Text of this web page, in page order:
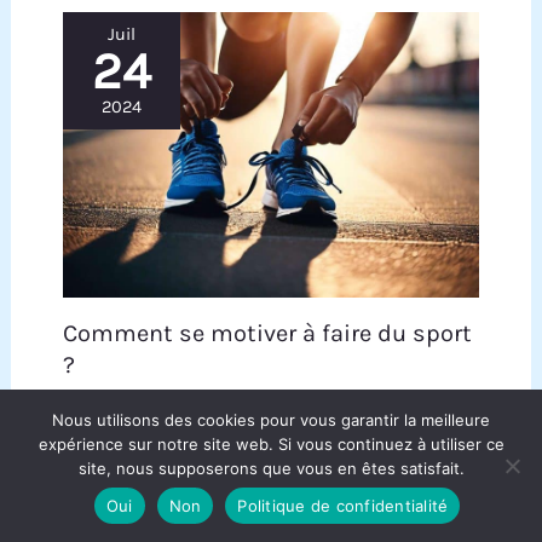
avant d'ajuster sa hauteur ou son angle.
Juil
24
2024
Comment se motiver à faire du sport
?
Juil
26
2024
Nous utilisons des cookies pour vous garantir la meilleure
expérience sur notre site web. Si vous continuez à utiliser ce
site, nous supposerons que vous en êtes satisfait.
Oui
Non Politique de confidentialité